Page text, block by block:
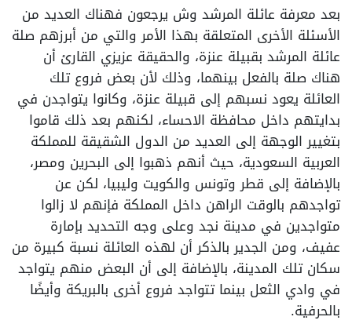
بعد معرفة عائلة المرشد وش يرجعون فهناك العديد من
الأسئلة الأخرى المتعلقة بهذا الأمر والتي من أبرزهم صلة
عائلة المرشد بقبيلة عنزة، والحقيقة عزيزي القارئ أن
هناك صلة بالفعل بينهما، وذلك لأن بعض فروع تلك
العائلة يعود نسبهم إلى قبيلة عنزة، وكانوا يتواجدن في
بدايتهم داخل محافظة الاحساء، لكنهم بعد ذلك قاموا
بتغيير الوجهة إلى العديد من الدول الشقيقة للمملكة
العربية السعودية، حيث أنهم ذهبوا إلى البحرين ومصر،
بالإضافة إلى قطر وتونس والكويت وليبيا، لكن عن
تواجدهم بالوقت الراهن داخل المملكة فإنهم لا زالوا
متواجدين في مدينة نجد وعلى وجه التحديد بإمارة
عفيف، ومن الجدير بالذكر أن لهذه العائلة نسبة كبيرة من
سكان تلك المدينة، بالإضافة إلى أن البعض منهم يتواجد
في وادي الثعل بينما تتواجد فروع أخرى بالبريكة وأيضًا
بالحرفية.